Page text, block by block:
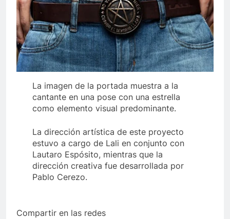
La imagen de la portada muestra a la
cantante en una pose con una estrella
como elemento visual predominante.
La dirección artística de este proyecto
estuvo a cargo de Lali en conjunto con
Lautaro Espósito, mientras que la
dirección creativa fue desarrollada por
Pablo Cerezo.
Compartir en las redes